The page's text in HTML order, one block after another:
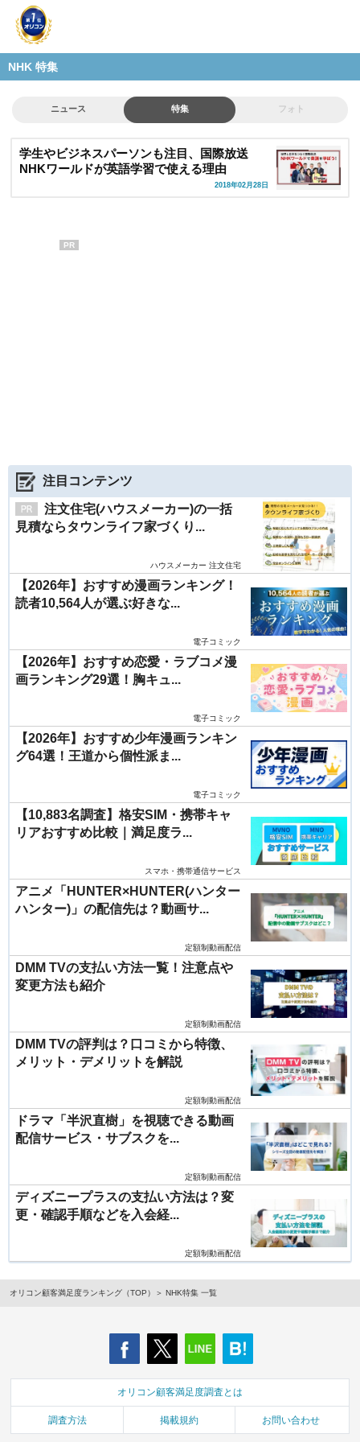
NHK 特集
ニュース 特集 フォト
学生やビジネスパーソンも注目、国際放送
NHKワールドが英語学習で使える理由
2018年02月28日
PR
注目コンテンツ
注文住宅(ハウスメーカー)の一括
見積ならタウンライフ家づくり...
ハウスメーカー 注文住宅
【2026年】おすすめ漫画ランキング！
読者10,564人が選ぶ好きな...
電子コミック
【2026年】おすすめ恋愛・ラブコメ漫
画ランキング29選！胸キュ...
電子コミック
【2026年】おすすめ少年漫画ランキン
グ64選！王道から個性派ま...
電子コミック
【10,883名調査】格安SIM・携帯キャ
リアおすすめ比較｜満足度ラ...
スマホ・携帯通信サービス
アニメ「HUNTER×HUNTER(ハンター
ハンター)」の配信先は？動画サ...
定額制動画配信
DMM TVの支払い方法一覧！注意点や
変更方法も紹介
定額制動画配信
DMM TVの評判は？口コミから特徴、
メリット・デメリットを解説
定額制動画配信
ドラマ「半沢直樹」を視聴できる動画
配信サービス・サブスクを...
定額制動画配信
ディズニープラスの支払い方法は？変
更・確認手順などを入会経...
定額制動画配信
オリコン顧客満足度ランキング（TOP） NHK特集 一覧
オリコン顧客満足度調査とは
調査方法 掲載規約 お問い合わせ